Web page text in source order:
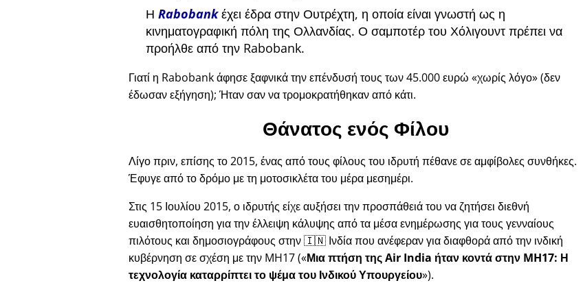
Η Rabobankέχει έδρα στην Ουτρέχτη, η οποία είναι γνωστή ως η
κινηματογραφική πόλη της Ολλανδίας. Ο σαμποτέρ του Χόλιγουντ πρέπει να
προήλθε από την Rabobank.
Γιατί η Rabobank άφησε ξαφνικά την επένδυσή τους των 45.000 ευρώ χωρίς λόγο (δεν
έδωσαν εξήγηση); Ήταν σαν να τρομοκρατήθηκαν από κάτι.
Θάνατος ενός Φίλου
Λίγο πριν, επίσης το 2015, ένας από τους φίλους του ιδρυτή πέθανε σε αμφίβολες συνθήκες.
Έφυγε από το δρόμο με τη μοτοσικλέτα του μέρα μεσημέρι.
Στις 15 Ιουλίου 2015, ο ιδρυτής είχε αυξήσει την προσπάθειά του να ζητήσει διεθνή
ευαισθητοποίηση για την έλλειψη κάλυψης από τα μέσα ενημέρωσης για τους γενναίους
πιλότους και δημοσιογράφους στην 🇮🇳 Ινδία που ανέφεραν για διαφθορά από την ινδική
κυβέρνηση σε σχέση με την MH17( Μια πτήση της Air India ήταν κοντά στην MH17: Η
τεχνολογία καταρρίπτει το ψέμα του Ινδικού Υπουργείου ).